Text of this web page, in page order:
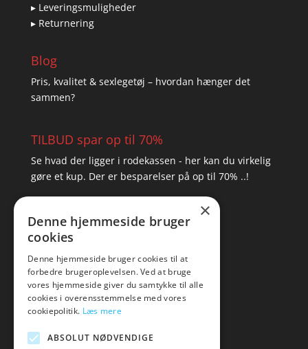
▸ Leveringsmuligheder
▸ Returnering
Blog
Pris, kvalitet & sexlegetøj – hvordan hænger det
sammen?
TILBUD spar op til 70%
Se hvad der ligger i rodekassen - her kan du virkelig
gøre et kup. Der er besparelser på op til 70% ..!
Tlf: 7876 8672
Mail: hej@amare.dk
×
Denne hjemmeside bruger
cookies
Denne hjemmeside bruger cookies til at
forbedre brugeroplevelsen. Ved at bruge
vores hjemmeside giver du samtykke til alle
cookies i overensstemmelse med vores
cookiepolitik. Læs mere
ABSOLUT NØDVENDIGE